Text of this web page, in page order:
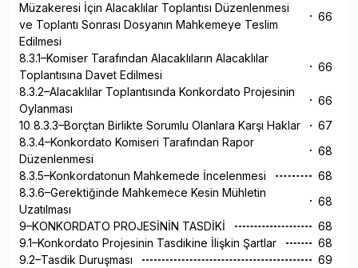
Müzakeresi İçin Alacaklılar Toplantısı Düzenlenmesi
ve Toplantı Sonrası Dosyanın Mahkemeye Teslim
Edilmesi
66
8.3.1–Komiser Tarafından Alacaklıların Alacaklılar
Toplantısına Davet Edilmesi
66
8.3.2–Alacaklılar Toplantısında Konkordato Projesinin
Oylanması
66
10 8.3.3–Borçtan Birlikte Sorumlu Olanlara Karşı Haklar
67
8.3.4–Konkordato Komiseri Tarafından Rapor
Düzenlenmesi
68
8.3.5–Konkordatonun Mahkemede İncelenmesi
68
8.3.6–Gerektiğinde Mahkemece Kesin Mühletin
Uzatılması
68
9–KONKORDATO PROJESİNİN TASDİKİ
68
9.1–Konkordato Projesinin Tasdikine İlişkin Şartlar
68
9.2–Tasdik Duruşması
69